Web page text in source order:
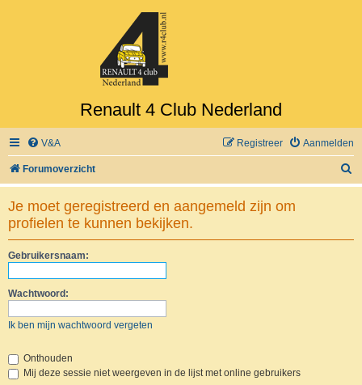
Renault 4 Club Nederland
V&A Aanmelden
Registreer
Forumoverzicht
o
Je moet geregistreerd en aangemeld zijn om
profielen te kunnen bekijken.
Gebruikersnaam:
Wachtwoord:
Ik ben mijn wachtwoord vergeten
Onthouden
Mij deze sessie niet weergeven in de lijst met online gebruikers